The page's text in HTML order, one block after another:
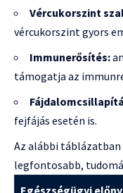
Vércukorszint
vércukorszint gyors
Immunerősítés:
támogatja az
fejfájás esetén is.
Az alábbi
legfontosabb,